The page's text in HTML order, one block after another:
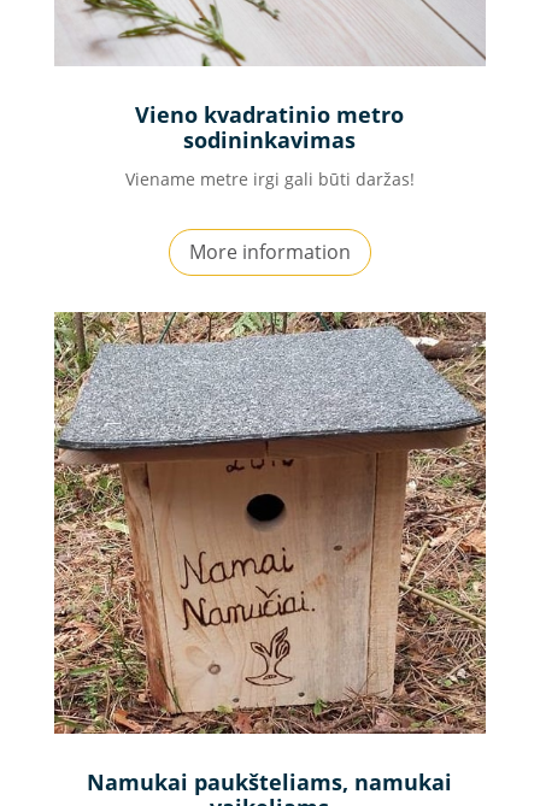
Vieno kvadratinio metro
sodininkavimas
Viename metre irgi gali būti daržas!
More information
Namukai paukšteliams, namukai